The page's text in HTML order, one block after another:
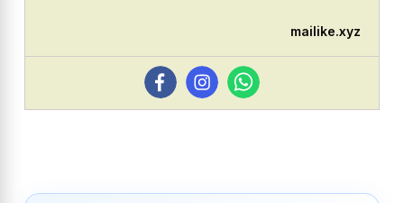
mailike.xyz